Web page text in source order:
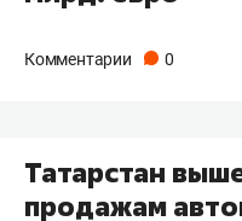
Комментарии 0
Татарстан
продажам